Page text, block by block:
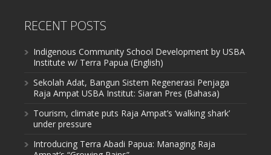
RECENT POSTS
Indigenous Community School Development by USBA
Institute w/ Terra Papua (English)
Sekolah Adat, Bangun Sistem Regenerasi Penjaga
Raja Ampat USBA Institut: Siaran Pres (Bahasa)
Tourism, climate puts Raja Ampat’s ‘walking shark’
under pressure
Introducing Terra Abadi Papua: Managing Raja